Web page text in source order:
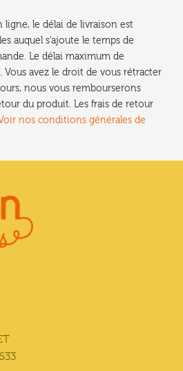
ligne, le délai de livraison est
auquel s'ajoute le temps de
Le délai maximum de
Vous avez le droit de vous rétracter
nous vous rembourserons
du produit. Les frais de retour
nos conditions générales de